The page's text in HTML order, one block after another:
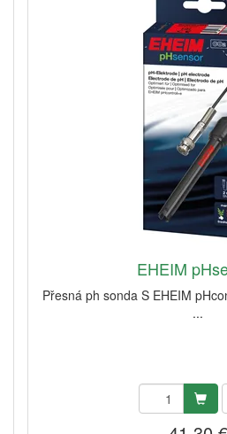
EHEIM
Přesná ph sonda S EHEIM
...